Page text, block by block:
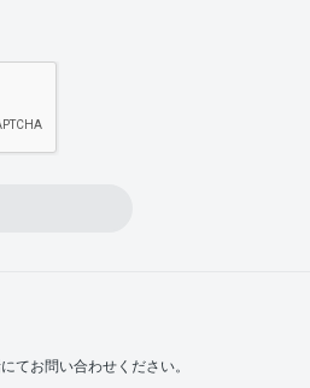
てお問い合わせください。